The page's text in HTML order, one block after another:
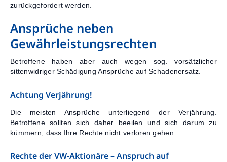
zurückgefordert werden.
Ansprüche neben
Gewährleistungsrechten
Betroffene haben aber auch wegen sog. vorsätzlicher
sittenwidriger Schädigung Ansprüche auf Schadenersatz.
Achtung Verjährung!
Die meisten Ansprüche unterliegend der Verjährung.
Betroffene sollten sich daher beeilen und sich darum zu
kümmern, dass Ihre Rechte nicht verloren gehen.
Rechte der VW-Aktionäre – Anspruch auf